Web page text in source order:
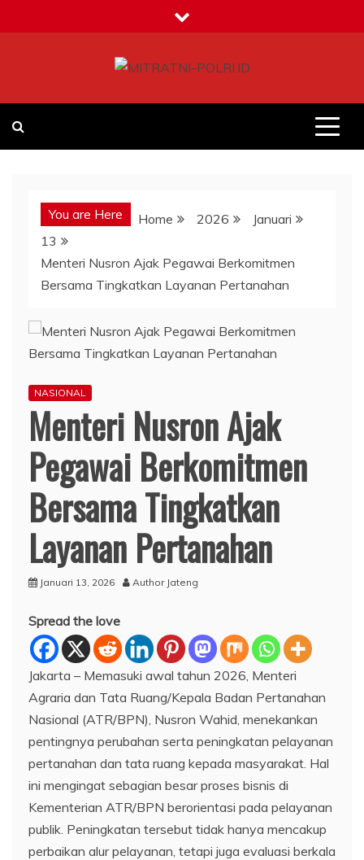
to
You are Here Home 2026
Januari
13
Menteri Nusron Ajak Pegawai Berkomitmen
Bersama Tingkatkan Layanan Pertanahan
NASIONAL
Menteri Nusron Ajak
Pegawai Berkomitmen
Bersama Tingkatkan
Layanan Pertanahan
Januari 13, 2026 Author Jateng
Spread the love
Jakarta – Memasuki awal tahun 2026, Menteri
Agraria dan Tata Ruang/Kepala Badan Pertanahan
Nasional (ATR/BPN), Nusron Wahid, menekankan
pentingnya perubahan serta peningkatan pelayanan
pertanahan dan tata ruang kepada masyarakat. Hal
ini mengingat sebagian besar proses bisnis di
Kementerian ATR/BPN berorientasi pada pelayanan
publik. Peningkatan tersebut tidak hanya mencakup
perbaikan alur pelayanan, tetapi juga evaluasi berkala